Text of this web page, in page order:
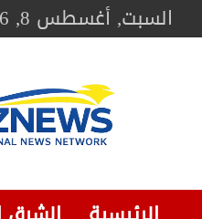
Skip
to السبت, أغسطس 8, 2026
شبكة باز الإخبارية